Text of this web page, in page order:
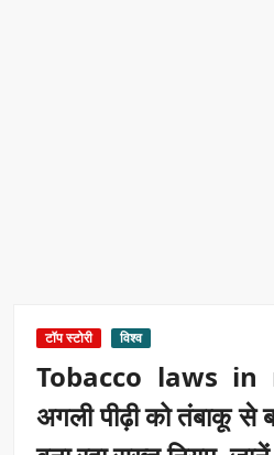
टॉप स्टोरी विश्व
Tobacco laws in
अगली पीढ़ी को तंबाकू से